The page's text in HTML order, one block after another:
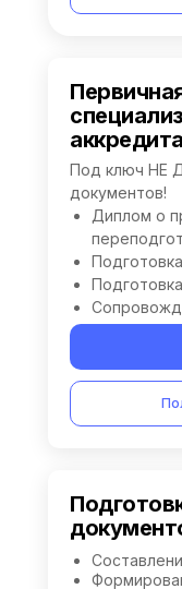
Под ключ НЕ
документов!
Диплом о